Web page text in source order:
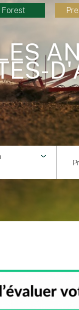
Forest